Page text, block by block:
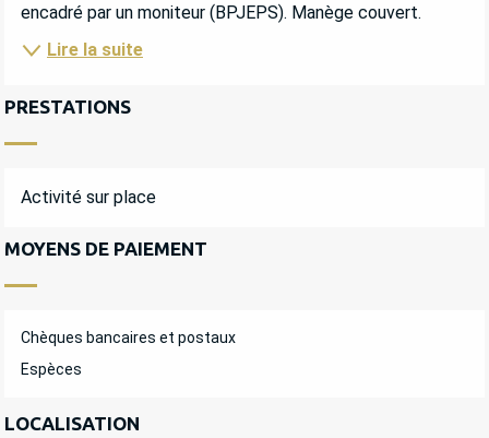
encadré par un moniteur (BPJEPS). Manège couvert.
Lire la suite
PRESTATIONS
Activité sur place
MOYENS DE PAIEMENT
Chèques bancaires et postaux
Espèces
LOCALISATION